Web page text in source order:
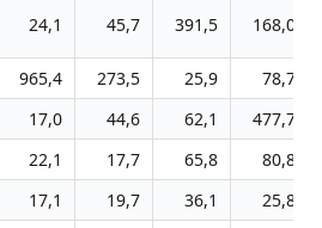
24,1 45,7 391,5 168,0
965,4 273,5 25,9
78,7
17,0 44,6 62,1
477,7
22,1 17,7 65,8
80,8
17,1 19,7 36,1
25,8